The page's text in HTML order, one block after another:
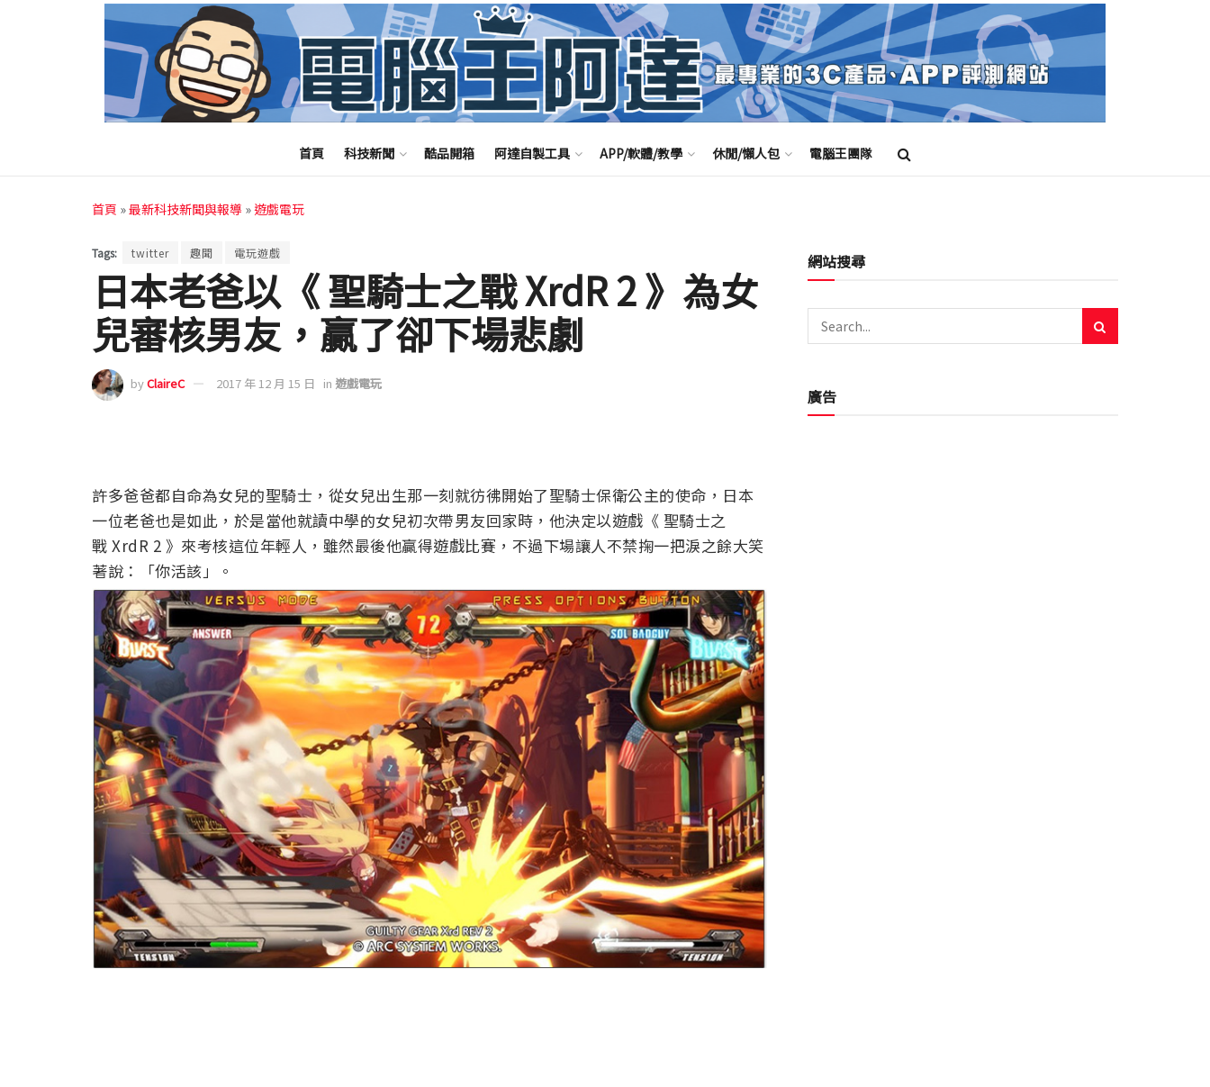
首頁 科技新聞 酷品開箱 阿達自製工具 APP/軟體/教學 休閒/懶人包 電腦王團隊
首頁 »最新科技新聞與報導 »遊戲電玩
Tags: twitter 趣聞 電玩遊戲
日本老爸以《 聖騎士之戰 XrdR 2 》為女
兒審核男友，贏了卻下場悲劇
byClaireC 2017 年 12 月 15 日 in 遊戲電玩
許多爸爸都自命為女兒的聖騎士，從女兒出生那一刻就彷彿開始了聖騎士保衛公主的使命，日本
一位老爸也是如此，於是當他就讀中學的女兒初次帶男友回家時，他決定以遊戲《 聖騎士之
戰 XrdR 2 》來考核這位年輕人，雖然最後他贏得遊戲比賽，不過下場讓人不禁掬一把淚之餘大笑
著說：「你活該」。
網站搜尋
廣告